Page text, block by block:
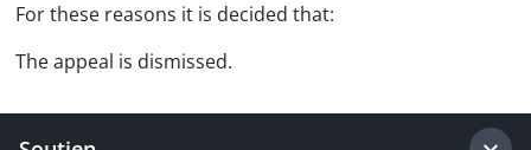
For these reasons it is decided that:
The appeal is dismissed.